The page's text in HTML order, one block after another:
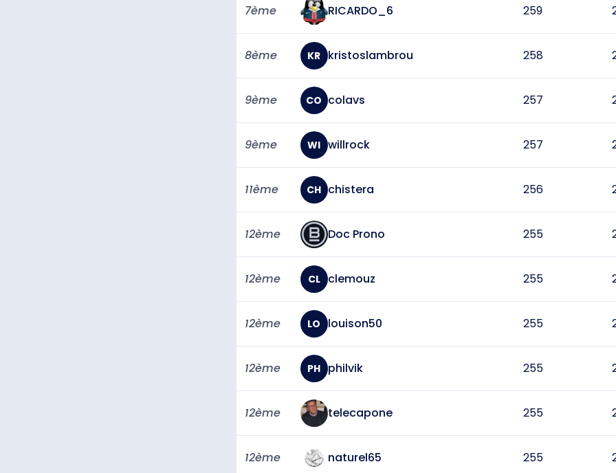
7ème RICARDO_6 259
8ème KR kristoslambrou 258
9ème CO colavs 257
9ème WI willrock 257
11ème CH chistera 256
12ème Doc Prono 255
12ème CL clemouz 255
12ème LO louison50 255
12ème PH philvik 255
12ème telecapone 255
12ème naturel65 255